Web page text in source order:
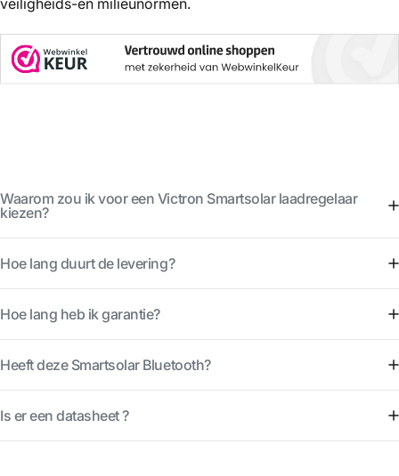
Waarom zou ik voor een Victron Smartsolar laadregelaar
kiezen?
Hoe lang duurt de levering?
Hoe lang heb ik garantie?
Heeft deze Smartsolar Bluetooth?
Is er een datasheet ?